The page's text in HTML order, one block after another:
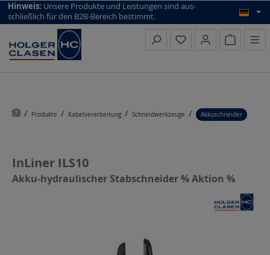
top scroll helper
Hinweis: Unsere Produkte und Leistungen sind aus­
schließlich für den B2B-Bereich bestimmt.
Produkte Kabelverarbeitung Schneidwerkzeuge Akkuschneider
InLiner ILS10
Akku-hydraulischer Stabschneider % Aktion %
Bildergalerie überspringen